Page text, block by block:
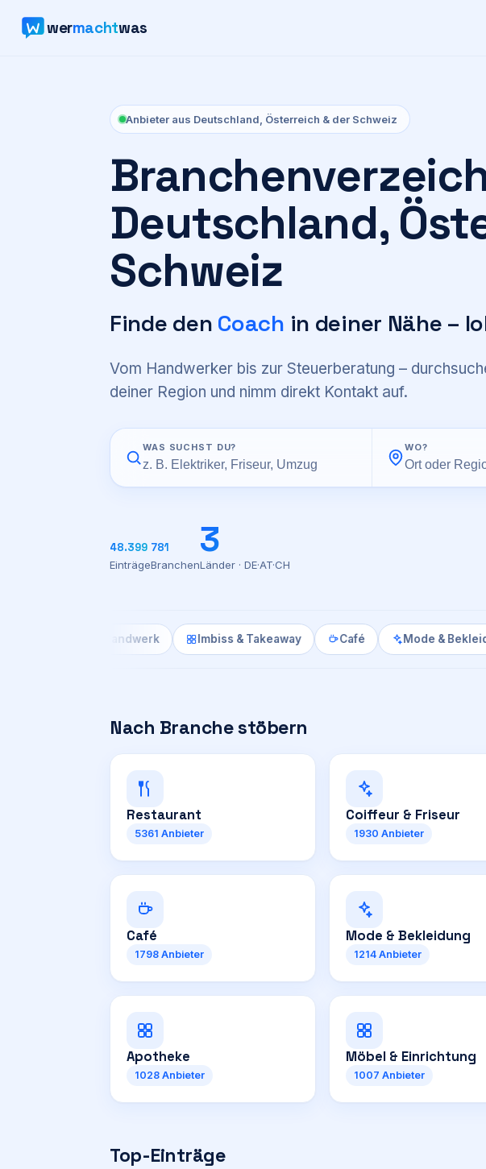
wermachtwas
Anbieter aus Deutschland, Österreich & der Schweiz
Deutschland,
Schweiz
Finde den Dachdeckerin deiner
Vom Handwerker bis zur Steuerberatung –
deiner Region und nimm direkt Kontakt auf.
WAS SUCHST DU? WO?
48.399
Einträge
781
Branchen
3
Länder · DE·AT·CH
Imbiss & Takeaway Café Mode & Bekleidung
Nach Branche stöbern
Restaurant
5361 Anbieter
Coiffeur & Friseur
1930 Anbieter
Café
1798 Anbieter
Mode & Bekleidung
1214 Anbieter
Apotheke
1028 Anbieter
Möbel & Einrichtung
1007 Anbieter
Top-Einträge